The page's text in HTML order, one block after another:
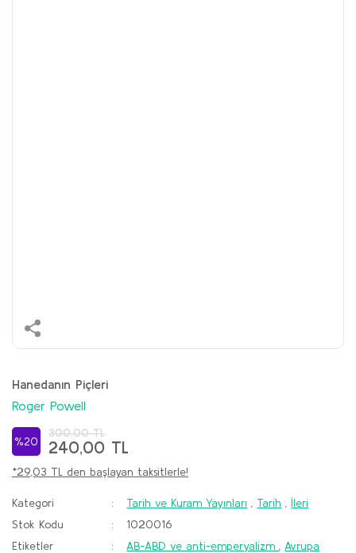
Hanedanın Piçleri
Roger Powell
%20
300,00 TL
240,00 TL
*29,03 TL den başlayan taksitlerle!
Kategori Tarih ve Kuram Yayınları Tarih ,İleri
Stok Kodu
1020016
Etiketler
AB-ABD ve anti-emperyalizm
Avrupa